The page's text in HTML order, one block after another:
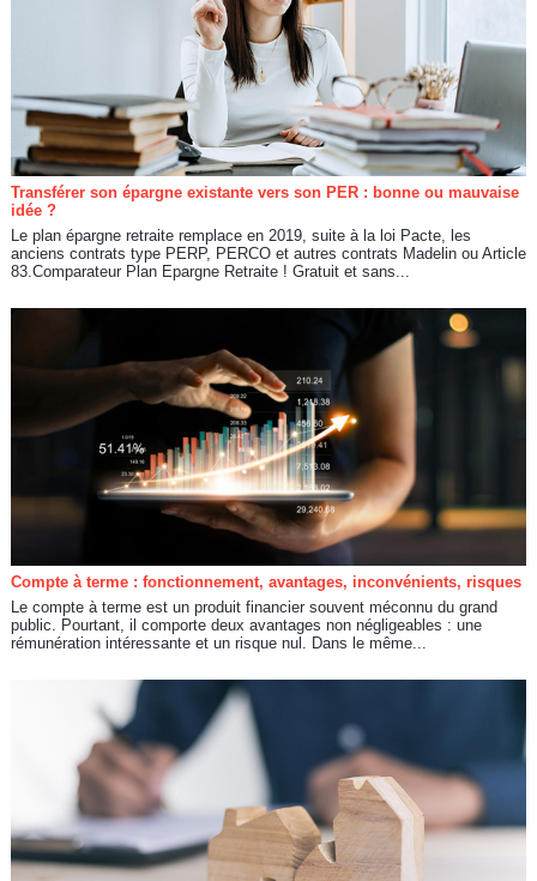
Transférer son épargne existante vers son PER : bonne ou mauvaise
idée ?
Le plan épargne retraite remplace en 2019, suite à la loi Pacte, les
anciens contrats type PERP, PERCO et autres contrats Madelin ou Article
83.Comparateur Plan Epargne Retraite ! Gratuit et sans...
Compte à terme : fonctionnement, avantages, inconvénients, risques
Le compte à terme est un produit financier souvent méconnu du grand
public. Pourtant, il comporte deux avantages non négligeables : une
rémunération intéressante et un risque nul. Dans le même...